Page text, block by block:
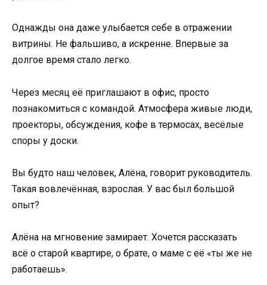
Однажды она даже улыбается себе в отражении
витрины. Не фальшиво, а искренне. Впервые за
долгое время стало легко.
Через месяц её приглашают в офис, просто
познакомиться с командой. Атмосфера живые люди,
проекторы, обсуждения, кофе в термосах, весёлые
споры у доски.
Вы будто наш человек, Алёна, говорит руководитель.
Такая вовлечённая, взрослая. У вас был большой
опыт?
Алёна на мгновение замирает. Хочется рассказать
всё о старой квартире, о брате, о маме с её «ты же не
работаешь».